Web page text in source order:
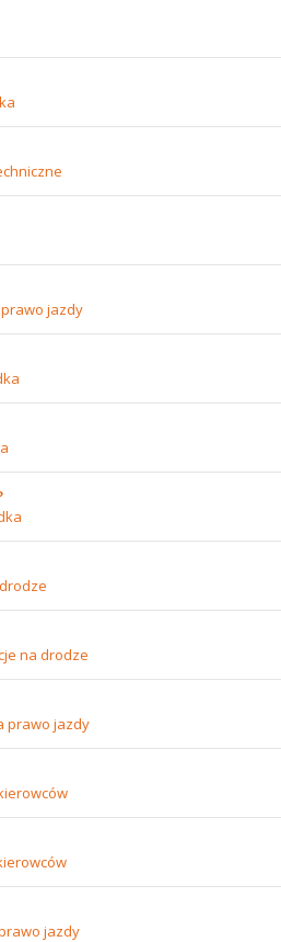
jazdy
na drodze
prawo jazdy
jazdy